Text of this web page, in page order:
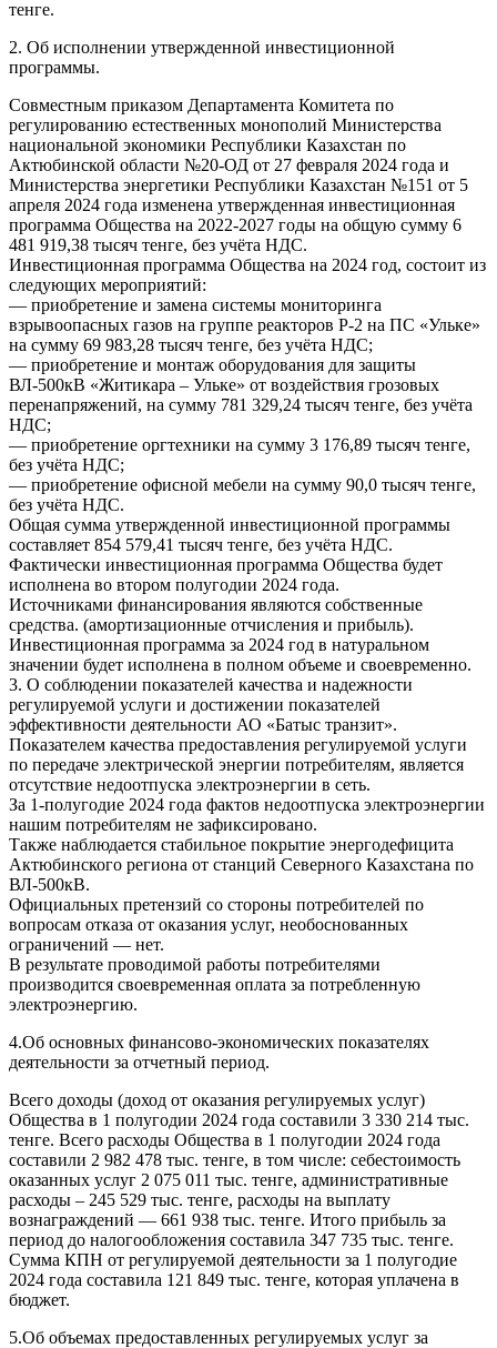
тенге.
2. Об исполнении утвержденной инвестиционной
программы.
Совместным приказом Департамента Комитета по
регулированию естественных монополий Министерства
национальной экономики Республики Казахстан по
Актюбинской области №20-ОД от 27 февраля 2024 года и
Министерства энергетики Республики Казахстан №151 от 5
апреля 2024 года изменена утвержденная инвестиционная
программа Общества на 2022-2027 годы на общую сумму 6
481 919,38 тысяч тенге, без учёта НДС.
Инвестиционная программа Общества на 2024 год, состоит из
следующих мероприятий:
— приобретение и замена системы мониторинга
взрывоопасных газов на группе реакторов Р-2 на ПС «Ульке»
на сумму 69 983,28 тысяч тенге, без учёта НДС;
— приобретение и монтаж оборудования для защиты
ВЛ-500кВ «Житикара – Ульке» от воздействия грозовых
перенапряжений, на сумму 781 329,24 тысяч тенге, без учёта
НДС;
— приобретение оргтехники на сумму 3 176,89 тысяч тенге,
без учёта НДС;
— приобретение офисной мебели на сумму 90,0 тысяч тенге,
без учёта НДС.
Общая сумма утвержденной инвестиционной программы
составляет 854 579,41 тысяч тенге, без учёта НДС.
Фактически инвестиционная программа Общества будет
исполнена во втором полугодии 2024 года.
Источниками финансирования являются собственные
средства. (амортизационные отчисления и прибыль).
Инвестиционная программа за 2024 год в натуральном
значении будет исполнена в полном объеме и своевременно.
3. О соблюдении показателей качества и надежности
регулируемой услуги и достижении показателей
эффективности деятельности АО «Батыс транзит».
Показателем качества предоставления регулируемой услуги
по передаче электрической энергии потребителям, является
отсутствие недоотпуска электроэнергии в сеть.
За 1-полугодие 2024 года фактов недоотпуска электроэнергии
нашим потребителям не зафиксировано.
Также наблюдается стабильное покрытие энергодефицита
Актюбинского региона от станций Северного Казахстана по
ВЛ-500кВ.
Официальных претензий со стороны потребителей по
вопросам отказа от оказания услуг, необоснованных
ограничений — нет.
В результате проводимой работы потребителями
производится своевременная оплата за потребленную
электроэнергию.
4.Об основных финансово-экономических показателях
деятельности за отчетный период.
Всего доходы (доход от оказания регулируемых услуг)
Общества в 1 полугодии 2024 года составили 3 330 214 тыс.
тенге. Всего расходы Общества в 1 полугодии 2024 года
составили 2 982 478 тыс. тенге, в том числе: себестоимость
оказанных услуг 2 075 011 тыс. тенге, административные
расходы – 245 529 тыс. тенге, расходы на выплату
вознаграждений — 661 938 тыс. тенге. Итого прибыль за
период до налогообложения составила 347 735 тыс. тенге.
Сумма КПН от регулируемой деятельности за 1 полугодие
2024 года составила 121 849 тыс. тенге, которая уплачена в
бюджет.
5.Об объемах предоставленных регулируемых услуг за